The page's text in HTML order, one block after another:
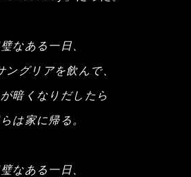
なある一日、
ングリアを飲んで、
暗くなりだしたら
は家に帰る。
なある一日、